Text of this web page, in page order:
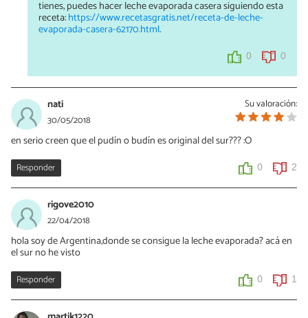
tienes, puedes hacer leche evaporada casera siguiendo esta
receta:https://www.recetasgratis.net/receta-de-leche-
evaporada-casera-62170.html.
0 0
Su valoración:
nati
30/05/2018
en serio creen que el pudín o budín es original del sur??? :O
Responder 0 2
rigove2010
22/04/2018
hola soy de Argentina,donde se consigue la leche evaporada? acá en
el sur no he visto
Responder 0 1